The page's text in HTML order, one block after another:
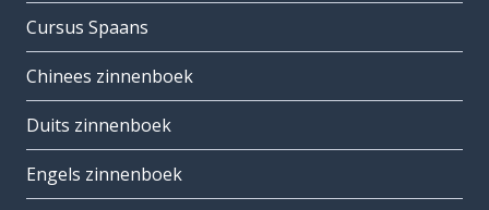
Cursus Spaans
Chinees zinnenboek
Duits zinnenboek
Engels zinnenboek